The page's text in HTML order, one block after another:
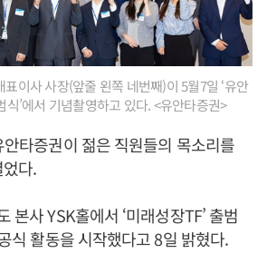
표이사 사장(앞줄 왼쪽 네번째)이 5월7일 ‘유안
식’에서 기념촬영하고 있다. <유안타증권>
타증권이 젊은 직원들의 목소리를
다.
본사 YSK홀에서 ‘미래성장TF’ 출범
식 활동을 시작했다고 8일 밝혔다.